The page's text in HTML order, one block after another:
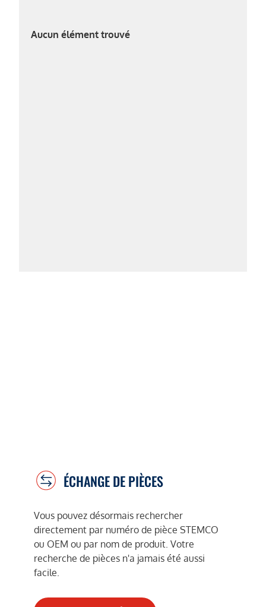
Aucun élément trouvé
ÉCHANGE DE PIÈCES
Vous pouvez désormais rechercher
directement par numéro de pièce STEMCO
ou OEM ou par nom de produit. Votre
recherche de pièces n'a jamais été aussi
facile.